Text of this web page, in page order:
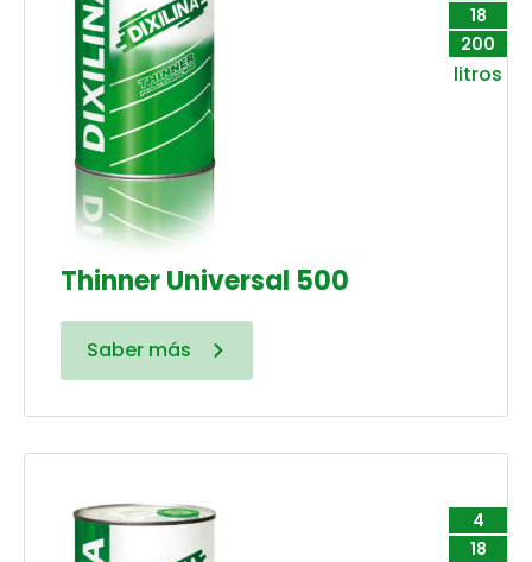
18
200
litros
Thinner Universal 500
Saber más
4
18